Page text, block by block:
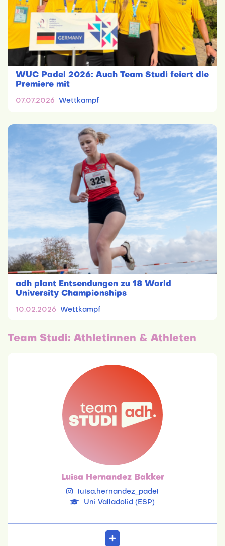
WUC Padel 2026: Auch Team Studi feiert die
Premiere mit
07.07.2026 Wettkampf
adh plant Entsendungen zu 18 World
University Championships
10.02.2026 Wettkampf
Team Studi: Athletinnen & Athleten
Luisa Hernandez Bakker
luisa.hernandez_padel
Uni Valladolid (ESP)
Luisa Hernandez Bakker
Uni Valladolid (ESP)
Ernährungswissenschaft
Einzel, Mixed
14. Platz Mixed